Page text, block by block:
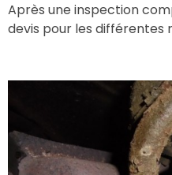
Après une inspection
devis pour les différentes